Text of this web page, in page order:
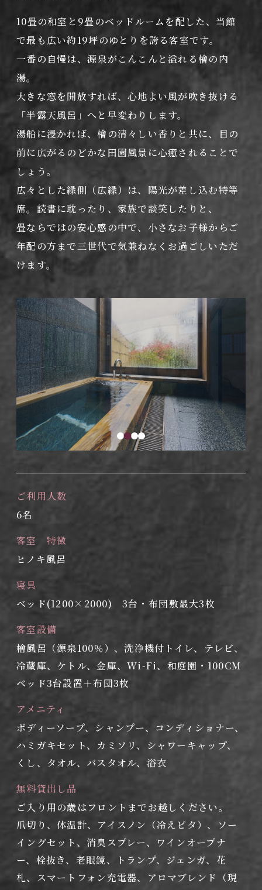
10畳の和室と9畳のベッドルームを配した、当館
で最も広い約19坪のゆとりを誇る客室です。
一番の自慢は、源泉がこんこんと溢れる檜の内
湯。
大きな窓を開放すれば、心地よい風が吹き抜ける
「半露天風呂」へと早変わりします。
湯船に浸かれば、檜の清々しい香りと共に、目の
前に広がるのどかな田園風景に心癒されることで
しょう。
広々とした縁側（広縁）は、陽光が差し込む特等
席。読書に耽ったり、家族で談笑したりと、
畳ならではの安心感の中で、小さなお子様からご
年配の方まで三世代で気兼ねなくお過ごしいただ
けます。
ご利用人数
6名
客室 特徴
ヒノキ風呂
寝具
ベッド(1200×2000) 3台・布団敷最大3枚
客室設備
檜風呂（源泉100％）、洗浄機付トイレ、テレビ、
冷蔵庫、ケトル、金庫、Wi-Fi、和庭園・100CM
ベッド3台設置＋布団3枚
アメニティ
ボディーソープ、シャンプー、コンディショナー、
ハミガキセット、カミソリ、シャワーキャップ、
くし、タオル、バスタオル、浴衣
無料貸出し品
ご入り用の歳はフロントまでお越しください。
爪切り、体温計、アイスノン（冷えピタ）、ソー
イングセット、消臭スプレー、ワインオープナ
ー、栓抜き、老眼鏡、トランプ、ジェンガ、花
札、スマートフォン充電器、アロマブレンド（現